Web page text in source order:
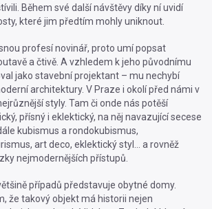
Během své další návštěvy díky ní uvidí
které jim předtím mohly uniknout.
profesí novinář, proto umí popsat
a čtivě. A vzhledem k jeho původnímu
jako stavební projektant – mu nechybí
architektury. V Praze i okolí před námi v
styly. Tam či onde nás potěší
přísný i eklektický, na něj navazující secese
kubismus a rondokubismus,
art deco, eklektický styl… a rovněž
nejmodernějších přístupů.
případů představuje obytné domy.
že takový objekt má historii nejen